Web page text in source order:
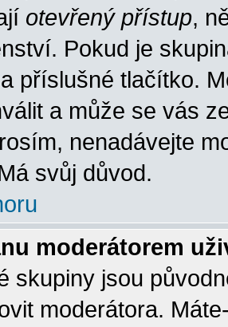
otevřený přístup,
Pokud je
příslušné tlačítko.
a může se vás
nenadávejte
svůj důvod.
moderátorem
skupiny jsou
moderátora.